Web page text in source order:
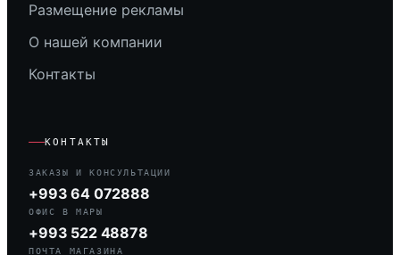
Размещение рекламы
О нашей компании
Контакты
КОНТАКТЫ
ЗАКАЗЫ И КОНСУЛЬТАЦИИ
+993 64 072888
ОФИС В МАРЫ
+993 522 48878
ПОЧТА МАГАЗИНА